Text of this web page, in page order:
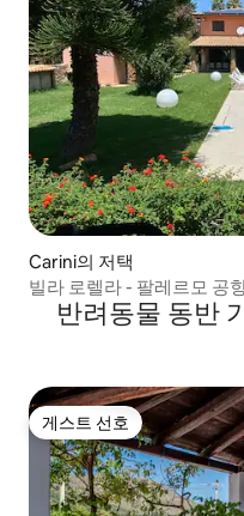
Carini의 저택
빌라 로렐라 - 팔레르모 공
반려동물 동반
게스트 선호
게스트 선호